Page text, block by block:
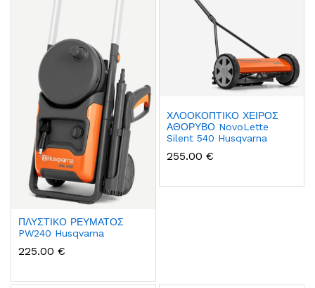
ΠΛΥΣΤΙΚΟ ΡΕΥΜΑΤΟΣ
PW240 Husqvarna
225.00 €
ΧΛΟΟΚΟΠΤΙΚΟ ΧΕΙΡΟΣ
ΑΘΟΡΥΒΟ NovoLette
Silent 540 Husqvarna
255.00 €